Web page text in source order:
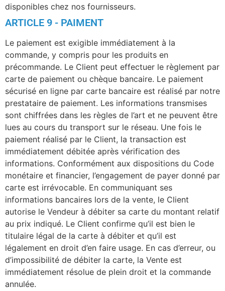
disponibles chez nos fournisseurs.
ARTICLE 9 - PAIMENT
Le paiement est exigible immédiatement à la
commande, y compris pour les produits en
précommande. Le Client peut effectuer le règlement par
carte de paiement ou chèque bancaire. Le paiement
sécurisé en ligne par carte bancaire est réalisé par notre
prestataire de paiement. Les informations transmises
sont chiffrées dans les règles de l’art et ne peuvent être
lues au cours du transport sur le réseau. Une fois le
paiement réalisé par le Client, la transaction est
immédiatement débitée après vérification des
informations. Conformément aux dispositions du Code
monétaire et financier, l’engagement de payer donné par
carte est irrévocable. En communiquant ses
informations bancaires lors de la vente, le Client
autorise le Vendeur à débiter sa carte du montant relatif
au prix indiqué. Le Client confirme qu’il est bien le
titulaire légal de la carte à débiter et qu’il est
légalement en droit d’en faire usage. En cas d’erreur, ou
d’impossibilité de débiter la carte, la Vente est
immédiatement résolue de plein droit et la commande
annulée.